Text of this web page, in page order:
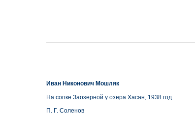
Иван Никонович Мошляк
На сопке Заозерной у озера Хасан, 1938 год
П. Г. Соленов